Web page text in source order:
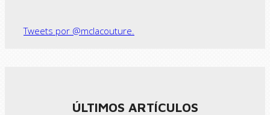
Tweets por @mclacouture.
ÚLTIMOS ARTÍCULOS